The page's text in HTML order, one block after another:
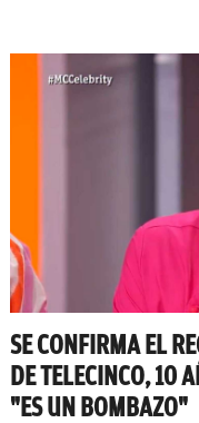
SE CONFIRMA EL
DE TELECINCO, 10
"ES UN BOMBAZO"